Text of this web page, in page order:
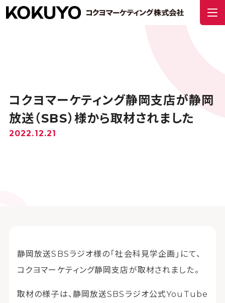
コクヨマーケティング静岡支店が静岡
放送（SBS）様から取材されました
2022.12.21
静岡放送SBSラジオ様の「社会科見学企画」にて、
コクヨマーケティング静岡支店が取材されました。
取材の様子は、静岡放送SBSラジオ公式YouTube